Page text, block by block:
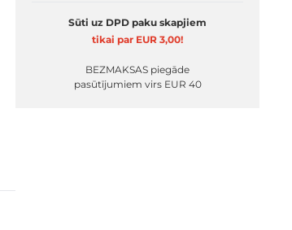
Sūti uz DPD paku skapjiem
tikai par EUR 3,00!
BEZMAKSAS piegāde
pasūtījumiem virs EUR 40